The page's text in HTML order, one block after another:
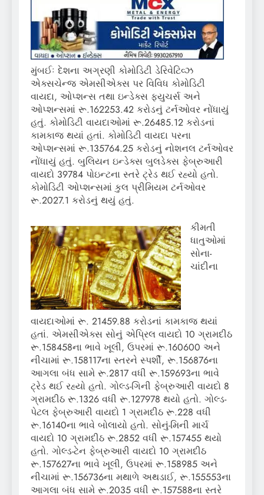
મુંબઈઃ દેશના અગ્રણી કોમોડિટી ડેરિવેટિવ્ઝ
એક્સચેન્જ એમસીએક્સ પર વિવિધ કોમોડિટી
વાયદા, ઓપ્શન્સ તથા ઇન્ડેક્સ ફ્યુચર્સ અને
ઓપ્શન્સમાં રૂ.162253.42 કરોડનું ટર્નઓવર નોંધાયું
હતું. કોમોડિટી વાયદાઓમાં રૂ.26485.12 કરોડનાં
કામકાજ થયાં હતાં. કોમોડિટી વાયદા પરના
ઓપ્શન્સમાં રૂ.135764.25 કરોડનું નોશનલ ટર્નઓવર
નોંધાયું હતું. બુલિયન ઇન્ડેક્સ બુલડેક્સ ફેબ્રુઆરી
વાયદો 39784 પોઇન્ટના સ્તરે ટ્રેડ થઈ રહ્યો હતો.
કોમોડિટી ઓપ્શન્સમાં કુલ પ્રીમિયમ ટર્નઓવર
રૂ.2027.1 કરોડનું થયું હતું.
કીમતી
ધાતુઓમાં
સોના-
ચાંદીના
વાયદાઓમાં રૂ. 21459.88 કરોડનાં કામકાજ થયાં
હતાં. એમસીએક્સ સોનું એપ્રિલ વાયદો 10 ગ્રામદીઠ
રૂ.158458ના ભાવે ખૂલી, ઉપરમાં રૂ.160600 અને
નીચામાં રૂ.158117ના સ્તરને સ્પર્શી, રૂ.156876ના
આગલા બંધ સામે રૂ.2817 વધી રૂ.159693ના ભાવે
ટ્રેડ થઈ રહ્યો હતો. ગોલ્ડ-ગિની ફેબ્રુઆરી વાયદો 8
ગ્રામદીઠ રૂ.1326 વધી રૂ.127978 થયો હતો. ગોલ્ડ-
પેટલ ફેબ્રુઆરી વાયદો 1 ગ્રામદીઠ રૂ.228 વધી
રૂ.16140ના ભાવે બોલાયો હતો. સોનું-મિની માર્ચ
વાયદો 10 ગ્રામદીઠ રૂ.2852 વધી રૂ.157455 થયો
હતો. ગોલ્ડ-ટેન ફેબ્રુઆરી વાયદો 10 ગ્રામદીઠ
રૂ.157627ના ભાવે ખૂલી, ઉપરમાં રૂ.158985 અને
નીચામાં રૂ.156736ના મથાળે અથડાઈ, રૂ.155553ના
આગલા બંધ સામે રૂ.2035 વધી રૂ.157588ના સ્તરે